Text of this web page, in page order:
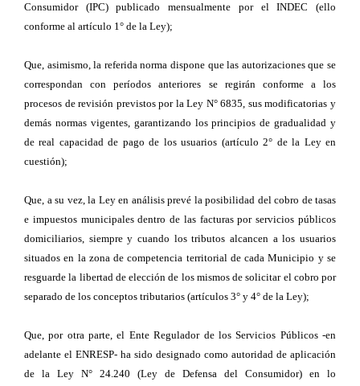
Consumidor (IPC) publicado mensualmente por el INDEC (ello
conforme al artículo 1° de la Ley);
Que, asimismo, la referida norma dispone que las autorizaciones que se
correspondan con períodos anteriores se regirán conforme a los
procesos de revisión previstos por la Ley N° 6835, sus modificatorias y
demás normas vigentes, garantizando los principios de gradualidad y
de real capacidad de pago de los usuarios (artículo 2° de la Ley en
cuestión);
Que, a su vez, la Ley en análisis prevé la posibilidad del cobro de tasas
e impuestos municipales dentro de las facturas por servicios públicos
domiciliarios, siempre y cuando los tributos alcancen a los usuarios
situados en la zona de competencia territorial de cada Municipio y se
resguarde la libertad de elección de los mismos de solicitar el cobro por
separado de los conceptos tributarios (artículos 3° y 4° de la Ley);
Que, por otra parte, el Ente Regulador de los Servicios Públicos -en
adelante el ENRESP- ha sido designado como autoridad de aplicación
de la Ley N° 24.240 (Ley de Defensa del Consumidor) en lo